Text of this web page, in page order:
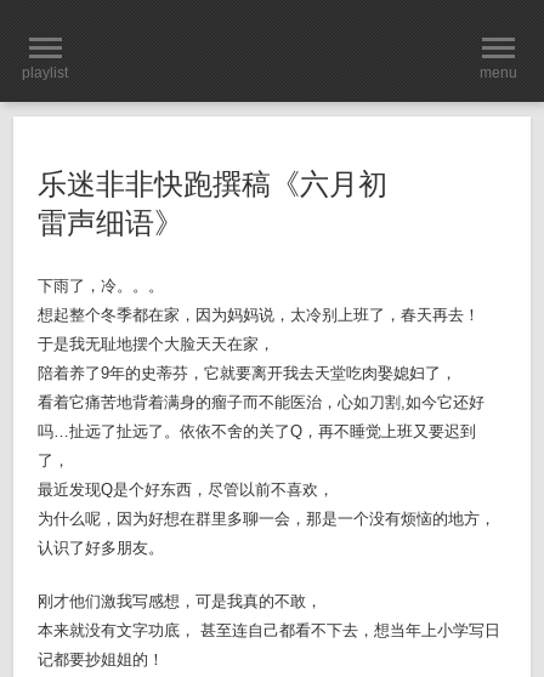
playlist menu
乐迷非非快跑撰稿《六月初
雷声细语》
下雨了，冷。。。
想起整个冬季都在家，因为妈妈说，太冷别上班了，春天再去！
于是我无耻地摆个大脸天天在家，
陪着养了9年的史蒂芬，它就要离开我去天堂吃肉娶媳妇了，
看着它痛苦地背着满身的瘤子而不能医治，心如刀割,如今它还好
吗…扯远了扯远了。依依不舍的关了Q，再不睡觉上班又要迟到
了，
最近发现Q是个好东西，尽管以前不喜欢，
为什么呢，因为好想在群里多聊一会，那是一个没有烦恼的地方，
认识了好多朋友。
刚才他们激我写感想，可是我真的不敢，
本来就没有文字功底， 甚至连自己都看不下去，想当年上小学写日
记都要抄姐姐的！